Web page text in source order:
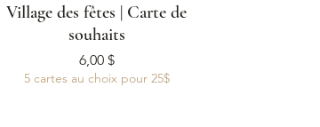
Village des fêtes | Carte de
souhaits
Prix
6,00 $
5 cartes au choix pour 25$